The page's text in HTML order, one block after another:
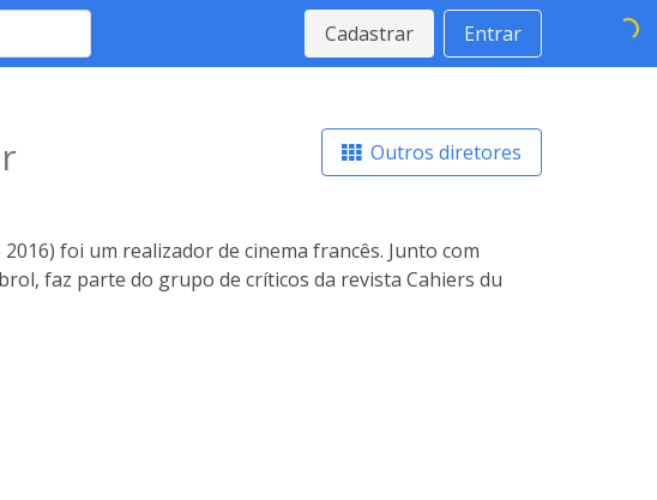
Cadastrar Entrar
Outros diretores
foi um realizador de cinema francês. Junto com
faz parte do grupo de críticos da revista Cahiers du